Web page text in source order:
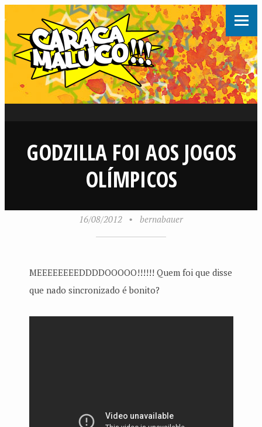
GODZILLA FOI AOS JOGOS
OLÍMPICOS
16/08/2012 • bernabauer
MEEEEEEEEDDDDOOOOO!!!!!! Quem foi que disse
que nado sincronizado é bonito?